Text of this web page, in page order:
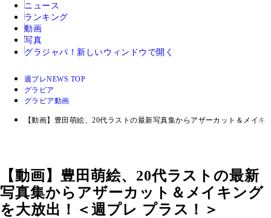
ニュース
ランキング
動画
写真
グラジャパ！ 新しいウィンドウで開く
週プレNEWS TOP
グラビア
グラビア動画
【動画】豊田萌絵、20代ラストの最新写真集からアザーカット＆メイ
【動画】豊田萌絵、20代ラストの最新
写真集からアザーカット＆メイキング
を大放出！＜週プレ プラス！＞